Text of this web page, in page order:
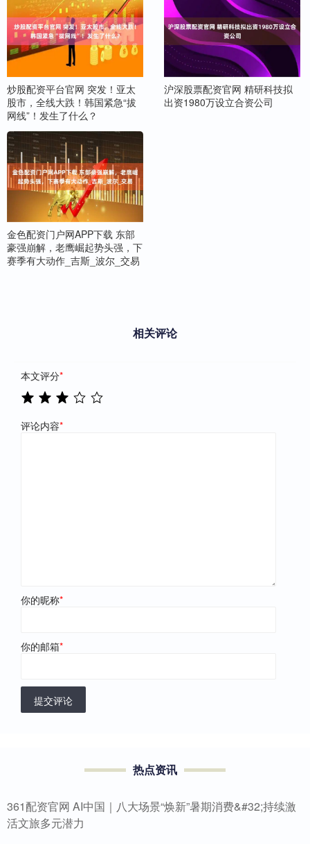
炒股配资平台官网 突发！亚太
股市，全线大跌！韩国紧急“拔
网线”！发生了什么？
沪深股票配资官网 精研科技拟
出资1980万设立合资公司
金色配资门户网APP下载 东部
豪强崩解，老鹰崛起势头强，下
赛季有大动作_吉斯_波尔_交易
相关评论
本文评分*
评论内容*
你的昵称*
你的邮箱*
提交评论
热点资讯
361配资官网 AI中国｜八大场景“焕新”暑期消费&#32;持续激
活文旅多元潜力